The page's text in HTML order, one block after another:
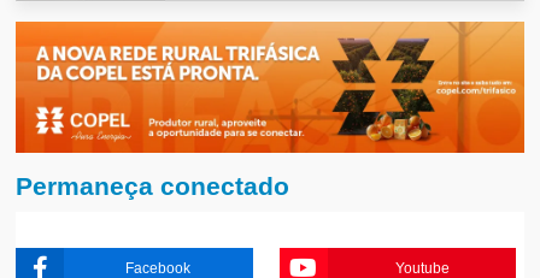
Permaneça conectado
Facebook Youtube